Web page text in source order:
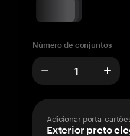
Número de conjuntos
Adicionar porta-
Exterior preto